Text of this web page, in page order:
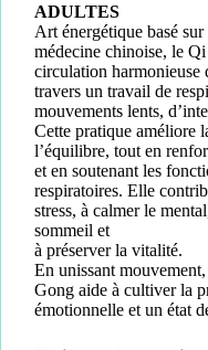
ADULTES
Art énergétique basé
médecine chinoise, le
circulation harmonieuse
travers un travail de
mouvements lents,
Cette pratique améliore
l’équilibre, tout en
et en soutenant les
respiratoires. Elle
stress, à calmer le
sommeil et
à préserver la vitalité.
En unissant
Gong aide à cultiver la
émotionnelle et un état